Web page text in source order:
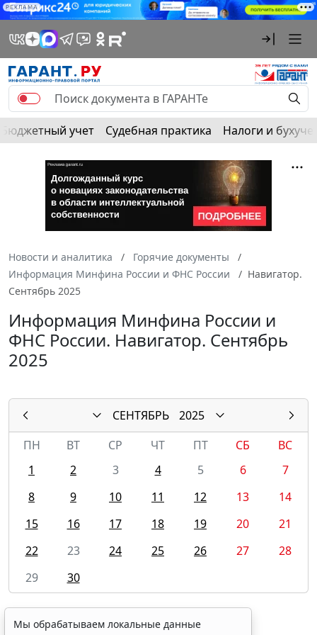
РЕКЛАМА
Бюджетный учет Судебная практика Налоги и
Новости и аналитика
Горячие документы
Информация Минфина России и ФНС России
Навигатор.
Сентябрь 2025
Информация Минфина России и
ФНС России. Навигатор. Сентябрь
2025
СЕНТЯБРЬ
2025
ПН
ВТ СР ЧТ ПТ СБ
ВС
1
2 3 4 5 6
7
8
9 10 11 12 13
14
15
16 17 18 19 20
21
22
23 24 25 26 27
28
29
30
Мы обрабатываем локальные данные